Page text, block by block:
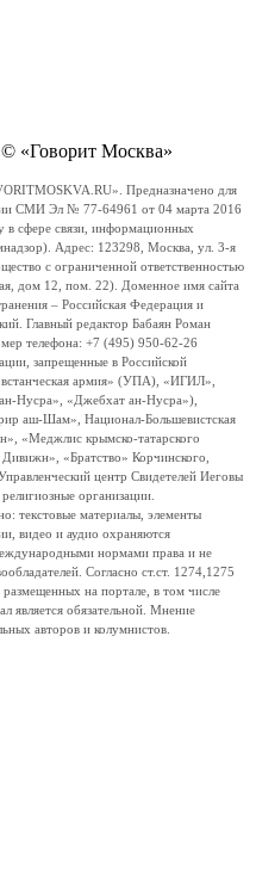
«Говорит Москва»
Предназначено для
СМИ Эл № 77-64961 от 04 марта 2016
в сфере связи, информационных
Адрес: 123298, Москва, ул. 3-я
с ограниченной ответственностью
дом 12, пом. 22). Доменное имя сайта
– Российская Федерация и
Главный редактор Бабаян Роман
телефона: +7 (495) 950-62-26
запрещенные в Российской
армия» (УПА), «ИГИЛ»,
Нусра», «Джебхат ан-Нусра»),
аш-Шам», Национал-Большевистская
«Меджлис крымско-татарского
«Братство» Корчинского,
центр Свидетелей Иеговы
организации.
текстовые материалы, элементы
видео и аудио охраняются
нормами права и не
Согласно ст.ст. 1274,1275
на портале, в том числе
является обязательной. Мнение
авторов и колумнистов.